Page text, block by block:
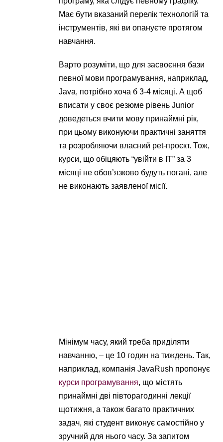
Має бути вказаний перелік технологій та
інструментів, які ви опануєте протягом
навчання.
Варто розуміти, що для засвоєння бази
певної мови програмування, наприклад,
Java, потрібно хоча б 3-4 місяці. А щоб
вписати у своє резюме рівень Junior
доведеться вчити мову принаймні рік,
при цьому виконуючи практичні заняття
та розробляючи власний pet-проєкт. Тож,
курси, що обіцяють “увійти в IT” за 3
місяці не обов’язково будуть погані, але
не виконають заявленої місії.
Мінімум часу, який треба приділяти
навчанню, – це 10 годин на тиждень. Так,
наприклад, компанія JavaRush пропонує
курси програмування, що містять
принаймні дві півторагодинні лекції
щотижня, а також багато практичних
задач, які студент виконує самостійно у
зручний для нього часу. За запитом